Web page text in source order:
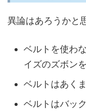
異論はあろうかと
ベルトを使わ
イズのズボン
ベルトはあく
ベルトはバッ